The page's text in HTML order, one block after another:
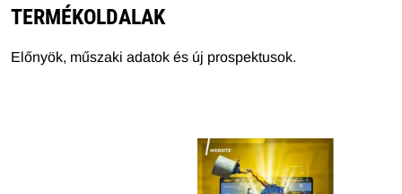
TERMÉKOLDALAK
Előnyök, műszaki adatok és új prospektusok.